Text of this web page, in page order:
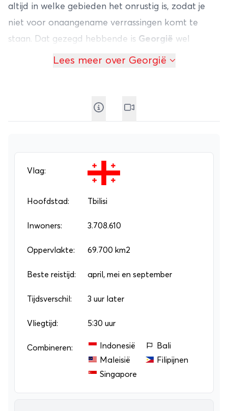
altijd in welke gebieden het onrustig is, zodat je
niet voor onaangename verrassingen komt te
staan. Dat gezegd hebbende is Georgië wel
degelijk een fraaie bestemming voor je volgende
aantal fraai aangelegde botanische tuinen. Het
hoogtepunt van Tbilisi is het mooie 13e eeuwse
Buiten Tbilisi kun je in de valleien van het
Caucasus-gebergte prima hiken. Bezoek ook
zeker het Klooster van Gelati, een belangrijk
cultureel centrum waar je verbluffende
rondreisofgroepsrondreisin Georgië zeker aan
Lees meer over Georgië
Vlag:
Hoofdstad: Tbilisi
Inwoners: 3.708.610
Oppervlakte: 69.700 km2
Beste reistijd: april, mei en september
Tijdsverschil: 3 uur later
Vliegtijd: 5:30 uur
Combineren: Indonesië
Bali
Maleisië
Filipijnen
Singapore